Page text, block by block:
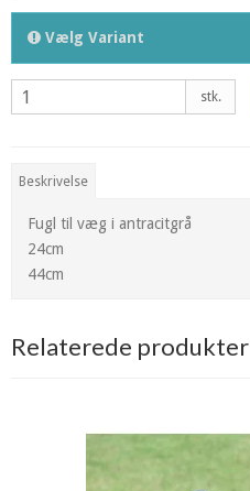
Vælg Variant
stk.
Beskrivelse
Fugl til væg i antracitgrå
24cm
44cm
Relaterede produkter